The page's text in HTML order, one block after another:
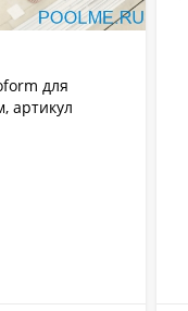
для
артикул